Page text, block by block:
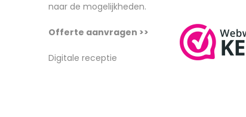
naar de mogelijkheden.
Offerte aanvragen >>
Digitale receptie